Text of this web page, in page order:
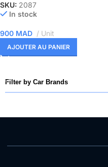
Filter by Car Brands
SKU: 2087
In stock
900 MAD Unit
AJOUTER AU PANIER